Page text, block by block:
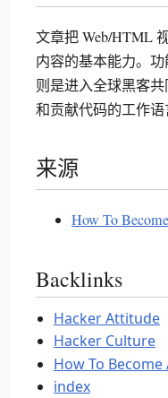
文章把 Web/HTML
内容的基本能力。功
则是进入全球黑客
和贡献代码的工作语
来源
How To
Backlinks
Hacker Attitude
Hacker Culture
How To Become
index